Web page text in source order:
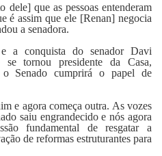
que as pessoas entenderam
é assim que ele [Renan] negocia
a senadora.
a conquista do senador Davi
tornou presidente da Casa,
o Senado cumprirá o papel de
e agora começa outra. As vozes
saiu engrandecido e nós agora
fundamental de resgatar a
de reformas estruturantes para